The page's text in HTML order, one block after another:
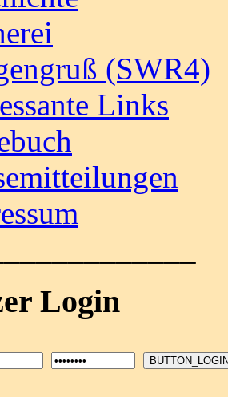
(SWR4)
Links
Login